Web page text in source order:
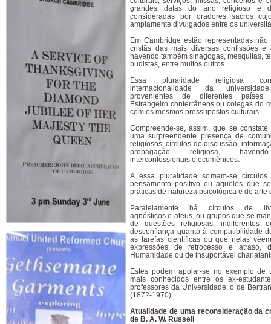
grandes datas do ano religioso e
consideradas por oradores sacros
amplamente divulgados entre os
Em Cambridge estão representadas
cristãs das mais diversas confissões e
havendo também sinagogas, mesquitas,
budistas, entre muitos outros.
Essa pluralidade religiosa
internacionalidade da
provenientes de diferentes países
Estrangeiro conterrâneos ou colegas do
com os mesmos pressupostos culturais.
Compreende-se, assim, que se constate
uma surpreendente presença de
religiosos, círculos de discussão,
propagação religiosa,
interconfessionais e ecumênicos.
A essa pluralidade somam-se círculos
pensamento positivo ou aqueles que
práticas de natureza psicológica e de arte
Paralelamente há círculos de
agnósticose ateus, ou grupos que se
de questões religiosas, indiferentes
desconfiança quanto à compatibilidade
as tarefas científicas ou que nelas
expressões de retrocesso e atraso,
Humanidade ou de insuportável
Estes podem apoiar-se no exemplo de
mais conhecidos entre os ex-
professores da Universidade: o de
(1872-1970).
Atualidade de uma reconsideração da
de B. A. W. Russell